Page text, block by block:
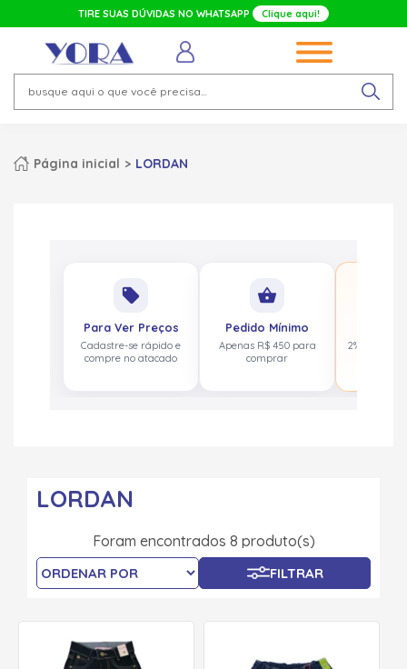
TIRE SUAS DÚVIDAS NO WHATSAPP Clique aqui!
Página inicial LORDAN
local_offer
Para Ver Preços
Cadastre-se rápido e
compre no atacado
shopping_basket
Pedido Mínimo
Apenas R$ 450 para
comprar
2% de volta
LORDAN
Foram encontrados 8 produto(s)
FILTRAR